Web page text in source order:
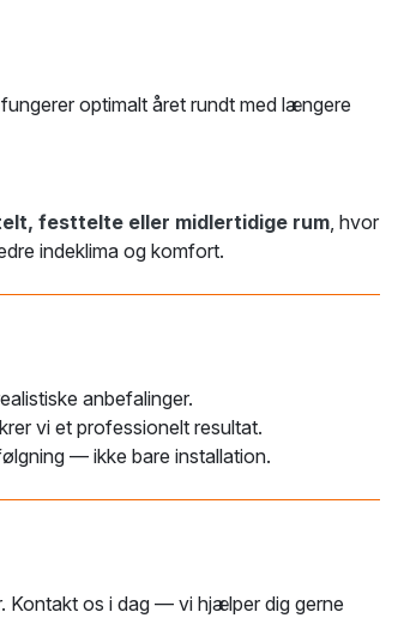
optimalt året rundt med længere
festtelte eller midlertidige rum, hvor
indeklima og komfort.
anbefalinger.
vi et professionelt resultat.
— ikke bare installation.
Kontakt os i dag — vi hjælper dig gerne